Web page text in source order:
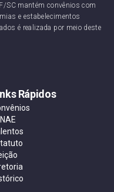
SC mantém convênios com
e estabelecimentos
é realizada por meio deste
Rápidos